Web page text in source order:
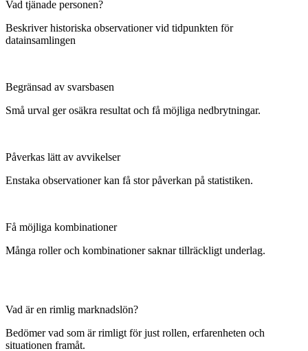
Vad tjänade personen?
Beskriver historiska observationer vid tidpunkten för
datainsamlingen
Begränsad av svarsbasen
Små urval ger osäkra resultat och få möjliga nedbrytningar.
Påverkas lätt av avvikelser
Enstaka observationer kan få stor påverkan på statistiken.
Få möjliga kombinationer
Många roller och kombinationer saknar tillräckligt underlag.
Vad är en rimlig marknadslön?
Bedömer vad som är rimligt för just rollen, erfarenheten och
situationen framåt.